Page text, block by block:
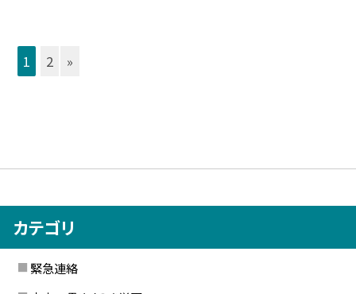
1 2 »
カテゴリ
緊急連絡